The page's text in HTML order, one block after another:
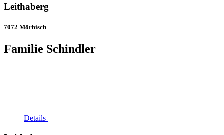
Leithaberg
7072 Mörbisch
Familie Schindler
Details